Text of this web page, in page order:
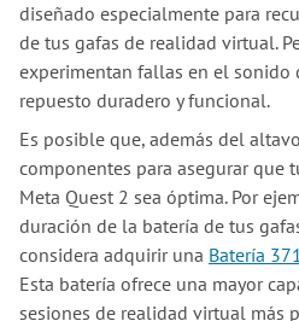
diseñado especialmente para
de tus gafas de realidad virtual.
experimentan fallas en el sonido
repuesto duradero y funcional.
Es posible que, además del
componentes para asegurar que
Meta Quest 2 sea óptima. Por
duración de la batería de tus
considera adquirir una Batería
Esta batería ofrece una mayor
sesiones de realidad virtual más